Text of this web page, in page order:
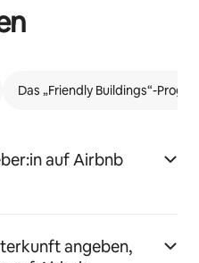
Das „Friendly Buildings“-
auf Airbnb
angeben,